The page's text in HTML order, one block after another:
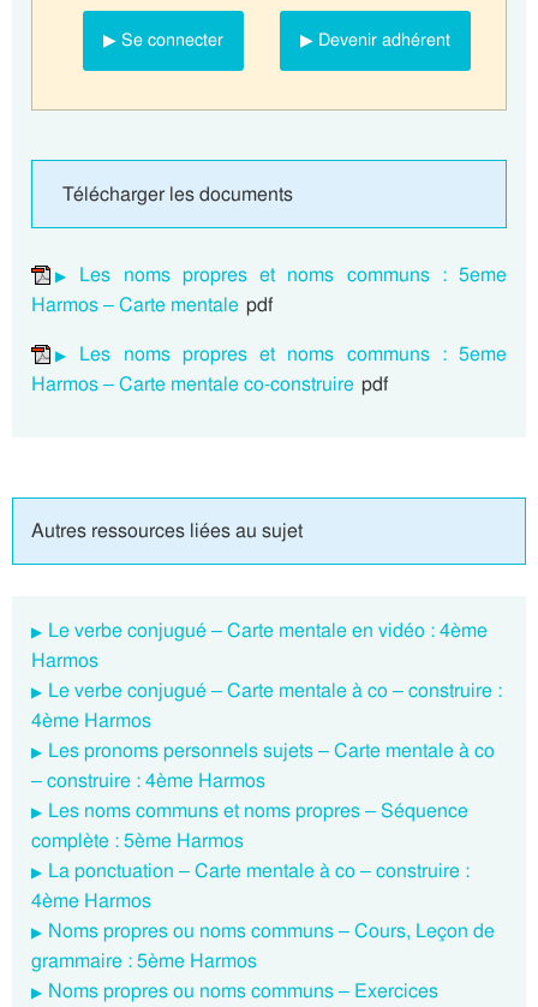
▶ Se connecter ▶ Devenir adhérent
Télécharger les documents
Les noms propres et noms communs : 5eme
Harmos – Carte mentale pdf
Les noms propres et noms communs : 5eme
Harmos – Carte mentale co-construire pdf
Autres ressources liées au sujet
Le verbe conjugué – Carte mentale en vidéo : 4ème
Harmos
Le verbe conjugué – Carte mentale à co – construire :
4ème Harmos
Les pronoms personnels sujets – Carte mentale à co
– construire : 4ème Harmos
Les noms communs et noms propres – Séquence
complète : 5ème Harmos
La ponctuation – Carte mentale à co – construire :
4ème Harmos
Noms propres ou noms communs – Cours, Leçon de
grammaire : 5ème Harmos
Noms propres ou noms communs – Exercices